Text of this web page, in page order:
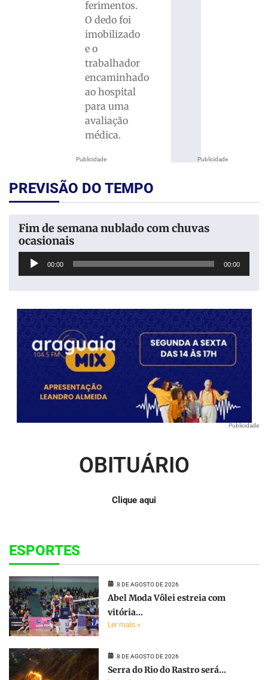
Publicidade
ferimentos.
O dedo foi
imobilizado
e o
trabalhador
encaminhado
ao hospital
para uma
avaliação
médica.
Publicidade
PREVISÃO DO TEMPO
Fim de semana nublado com chuvas
ocasionais
Tocador
00:00 00:00
Publicidade
OBITUÁRIO
Clique aqui
ESPORTES
8 DE AGOSTO DE 2026
Abel Moda Vôlei estreia com
vitória...
Ler mais »
8 DE AGOSTO DE 2026
Serra do Rio do Rastro será...